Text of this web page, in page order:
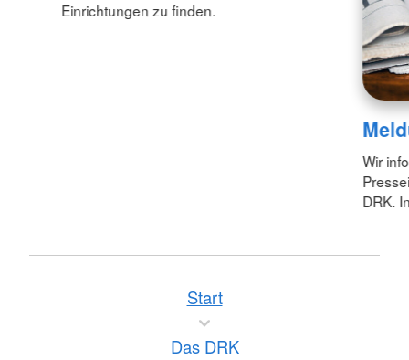
Einrichtungen zu finden.
Wir
DRK.
Start
Das DRK